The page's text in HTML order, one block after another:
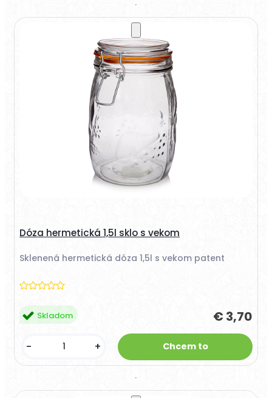
Dóza hermetická 1,5l sklo s vekom
Sklenená hermetická dóza 1,5l s vekom patent
€ 3,70
Skladom
- +